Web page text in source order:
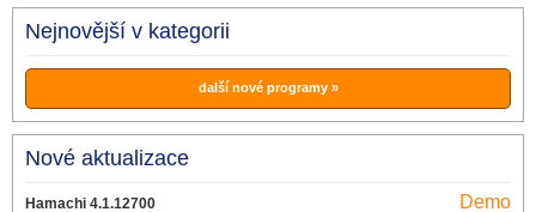
Nejnovější v kategorii
další nové programy »
Nové aktualizace
Hamachi 4.1.12700 Demo